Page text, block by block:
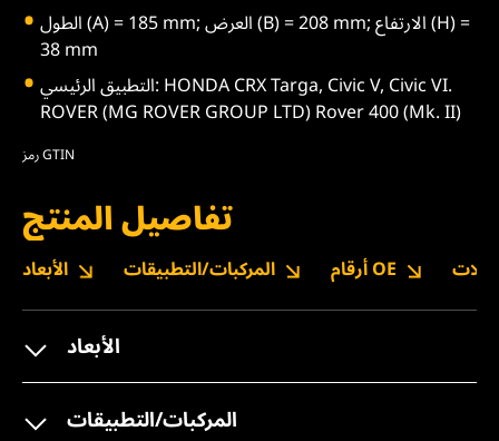
الطول (A) = 185 mm; العرض (B) = 208 mm; الارتفاع (H) =
38 mm
التطبيق الرئيسي: HONDA CRX Targa, Civic V, Civic VI.
ROVER (MG ROVER GROUP LTD) Rover 400 (Mk. II)
رمز GTIN
تفاصيل المنتج
الأبعاد المركبات/التطبيقات أرقام OE
الأبعاد
المركبات/التطبيقات